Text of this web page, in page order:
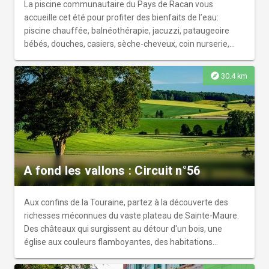
La piscine communautaire du Pays de Racan vous
accueille cet été pour profiter des bienfaits de l’eau:
piscine chauffée, balnéothérapie, jacuzzi, pataugeoire
bébés, douches, casiers, sèche-cheveux, coin nurserie,
nique ou tout simplement pour prendre le temps de lire au
soleil.
explore 30.4 km
A fond les vallons : Circuit n°56
Aux confins de la Touraine, partez à la découverte des
richesses méconnues du vaste plateau de Sainte-Maure.
Des châteaux qui surgissent au détour d'un bois, une
église aux couleurs flamboyantes, des habitations